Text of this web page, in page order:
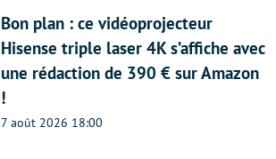
Bon plan : ce vidéoprojecteur
Hisense triple laser 4K s’affiche avec
une rédaction de 390 € sur Amazon
!
7 août 2026 18:00